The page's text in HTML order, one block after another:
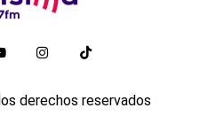
derechos reservados